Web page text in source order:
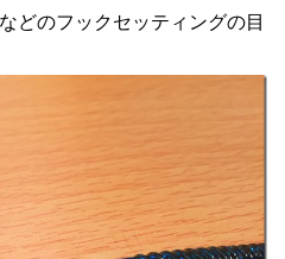
どのフックセッティングの目